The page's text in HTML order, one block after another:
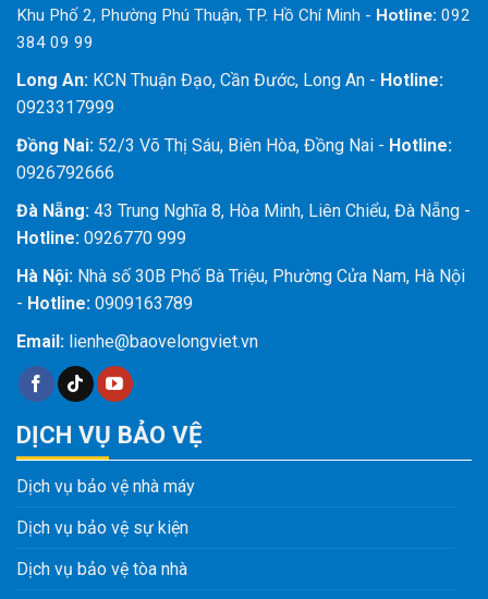
Khu Phố 2, Phường Phú Thuận, TP. Hồ Chí Minh - Hotline: 092
384 09 99
Long An: KCN Thuận Đạo, Cần Đước, Long An - Hotline:
0923317999
Đồng Nai: 52/3 Võ Thị Sáu, Biên Hòa, Đồng Nai - Hotline:
0926792666
Đà Nẵng: 43 Trung Nghĩa 8, Hòa Minh, Liên Chiểu, Đà Nẵng -
Hotline: 0926770 999
Hà Nội: Nhà số 30B Phố Bà Triệu, Phường Cửa Nam, Hà Nội
- Hotline: 0909163789
Email: lienhe@baovelongviet.vn
DỊCH VỤ BẢO VỆ
Dịch vụ bảo vệ nhà máy
Dịch vụ bảo vệ sự kiện
Dịch vụ bảo vệ tòa nhà